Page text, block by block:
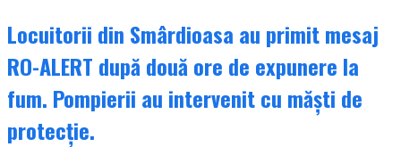
Locuitorii din Smârdioasa au primit mesaj
RO-ALERT după două ore de expunere la
fum. Pompierii au intervenit cu măști de
protecție.